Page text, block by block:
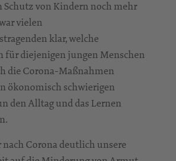
Schutz von Kindern noch mehr
vielen
klar, welche
für diejenigen jungen Menschen
die Corona-Maßnahmen
ökonomisch schwierigen
den Alltag und das Lernen
Corona deutlich unsere